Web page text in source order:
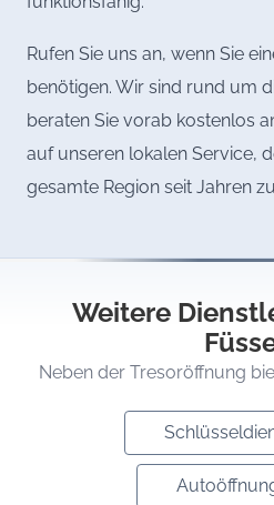
Rufen Sie uns an, wenn Sie
benötigen. Wir sind rund um
beraten Sie vorab kostenlos
auf unseren lokalen Service,
gesamte Region seit Jahren
Weitere
Neben der Tresoröffnung